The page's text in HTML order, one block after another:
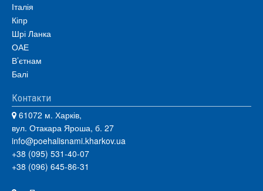
Італія
Кіпр
Шрі Ланка
ОАЕ
В’єтнам
Балі
Контакти
61072 м. Харків,
вул. Отакара Яроша, б. 27
info@poehalisnami.kharkov.ua
+38 (095) 531-40-07
+38 (096) 645-86-31